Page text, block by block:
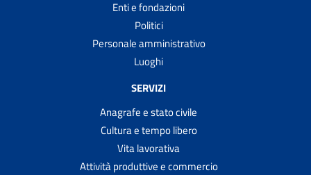
Enti e fondazioni
Politici
Personale amministrativo
Luoghi
SERVIZI
Anagrafe e stato civile
Cultura e tempo libero
Vita lavorativa
Attività produttive e commercio